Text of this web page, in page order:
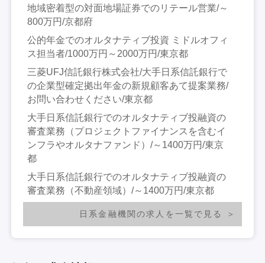
地域密着型の対面地場証券でのリテール営業/～
800万円/京都府
公的年金でのオルタナティブ投資 ミドルオフィ
ス担当者/1000万円～2000万円/東京都
三菱UFJ信託銀行株式会社/大手日系信託銀行で
の企業型確定拠出年金の新規顧客あて提案業務/
お問い合わせください/東京都
大手日系信託銀行でのオルタナティブ投融資の
審査業務（プロジェクトファイナンスを含むイ
ンフラやオルタナファンド）/～1400万円/東京
都
大手日系信託銀行でのオルタナティブ投融資の
審査業務（不動産領域）/～1400万円/東京都
日系金融機関の求人を一覧で見る